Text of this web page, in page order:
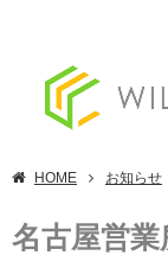
HOME お知らせ
名古屋営